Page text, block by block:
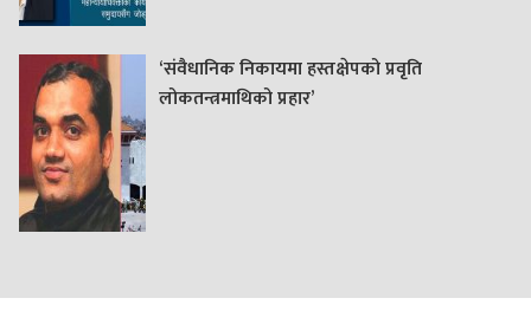
‘संवैधानिक निकायमा हस्तक्षेपको प्रवृति
लोकतन्त्रमाथिको प्रहार’